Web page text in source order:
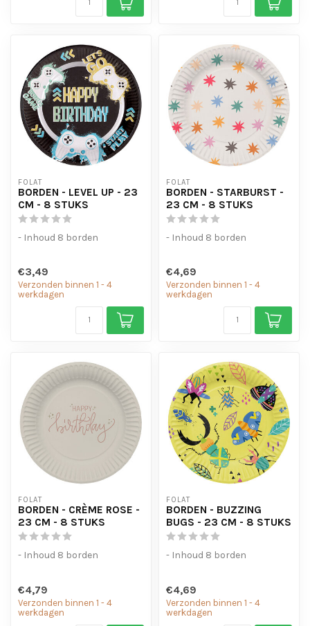
FOLAT
BORDEN - LEVEL UP - 23
CM - 8 STUKS
- Inhoud 8 borden
€3,49
Verzonden binnen 1 - 4
werkdagen
FOLAT
BORDEN - STARBURST -
23 CM - 8 STUKS
- Inhoud 8 borden
€4,69
Verzonden binnen 1 - 4
werkdagen
FOLAT
BORDEN - CRÈME ROSE -
23 CM - 8 STUKS
- Inhoud 8 borden
€4,79
Verzonden binnen 1 - 4
werkdagen
FOLAT
BORDEN - BUZZING
BUGS - 23 CM - 8 STUKS
- Inhoud 8 borden
€4,69
Verzonden binnen 1 - 4
werkdagen